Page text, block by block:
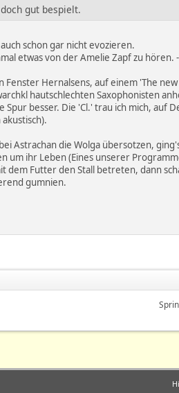
gut bespielt.
schon gar nicht evozieren.
etwas von der Amelie Zapf zu hören.
Hernalsens, auf einem 'The
hautschlechten Saxophonisten
besser. Die 'Cl.' trau ich mich, auf
Astrachan die Wolga übersotzen,
ihr Leben (Eines unserer
dem Futter den Stall betreten, dann
gumnien.